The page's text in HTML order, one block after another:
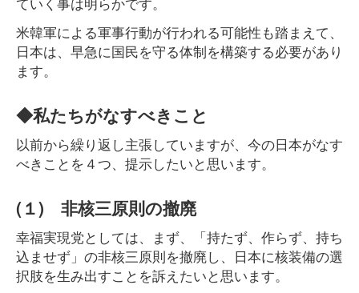
米韓軍による軍事行動が行われる可能性も踏まえて、
日本は、早急に国民を守る体制を構築する必要があり
ます。
◆私たちがなすべきこと
以前から繰り返し主張していますが、今の日本がなす
べきことを４つ、提示したいと思います。
(１) 非核三原則の撤廃
幸福実現党としては、まず、「持たず、作らず、持ち
込ませず」の非核三原則を撤廃し、日本に核装備の選
択肢を生み出すことを訴えたいと思います。